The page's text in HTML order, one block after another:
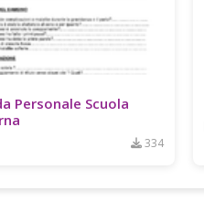
Personale Scuola
334